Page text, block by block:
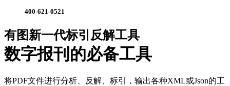
400-621-0521
有图新一代标引反解工具
数字报刊的必备工具
将PDF文件进行分析、反解、标引，输出各种XML或Json的工